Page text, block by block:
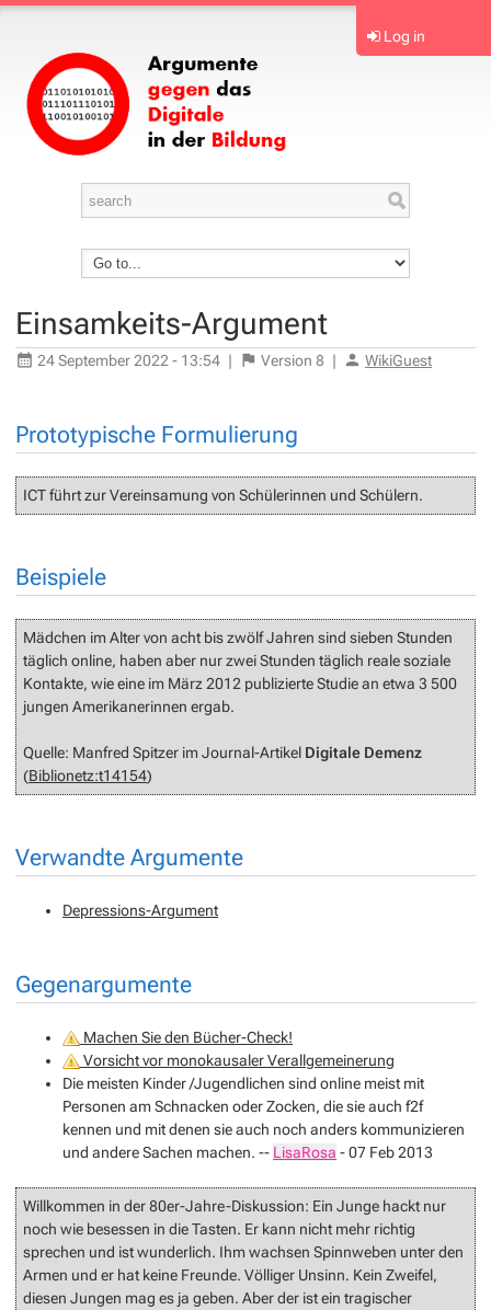
Log in
Einsamkeits-Argument
24 September 2022 - 13:54 | Version 8 | WikiGuest
Prototypische Formulierung
ICT führt zur Vereinsamung von Schülerinnen und Schülern.
Beispiele
Mädchen im Alter von acht bis zwölf Jahren sind sieben Stunden
täglich online, haben aber nur zwei Stunden täglich reale soziale
Kontakte, wie eine im März 2012 publizierte Studie an etwa 3 500
jungen Amerikanerinnen ergab.
Quelle: Manfred Spitzer im Journal-Artikel Digitale Demenz
(Biblionetz:t14154)
Verwandte Argumente
Depressions-Argument
Gegenargumente
Machen Sie den Bücher-Check!
Vorsicht vor monokausaler Verallgemeinerung
Die meisten Kinder /Jugendlichen sind online meist mit
Personen am Schnacken oder Zocken, die sie auch f2f
kennen und mit denen sie auch noch anders kommunizieren
und andere Sachen machen. -- LisaRosa - 07 Feb 2013
Willkommen in der 80er-Jahre-Diskussion: Ein Junge hackt nur
noch wie besessen in die Tasten. Er kann nicht mehr richtig
sprechen und ist wunderlich. Ihm wachsen Spinnweben unter den
Armen und er hat keine Freunde. Völliger Unsinn. Kein Zweifel,
diesen Jungen mag es ja geben. Aber der ist ein tragischer